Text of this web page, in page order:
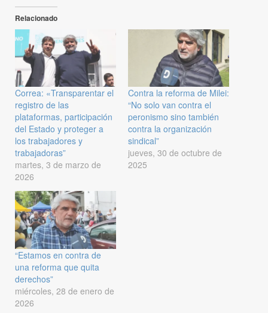
Relacionado
Correa: «Transparentar el
registro de las
plataformas, participación
del Estado y proteger a
los trabajadores y
trabajadoras”
martes, 3 de marzo de
2026
Contra la reforma de Milei:
“No solo van contra el
peronismo sino también
contra la organización
sindical”
jueves, 30 de octubre de
2025
“Estamos en contra de
una reforma que quita
derechos”
miércoles, 28 de enero de
2026